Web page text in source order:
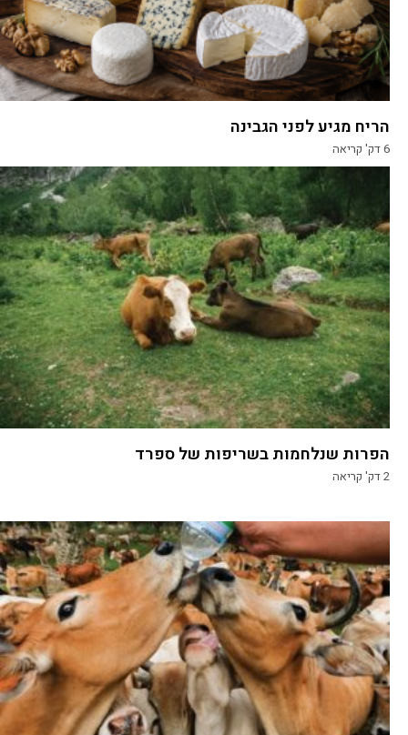
הריח מגיע לפני הגבינה
6דק' קריאה
הפרות שנלחמות בשריפות של ספרד
2דק' קריאה